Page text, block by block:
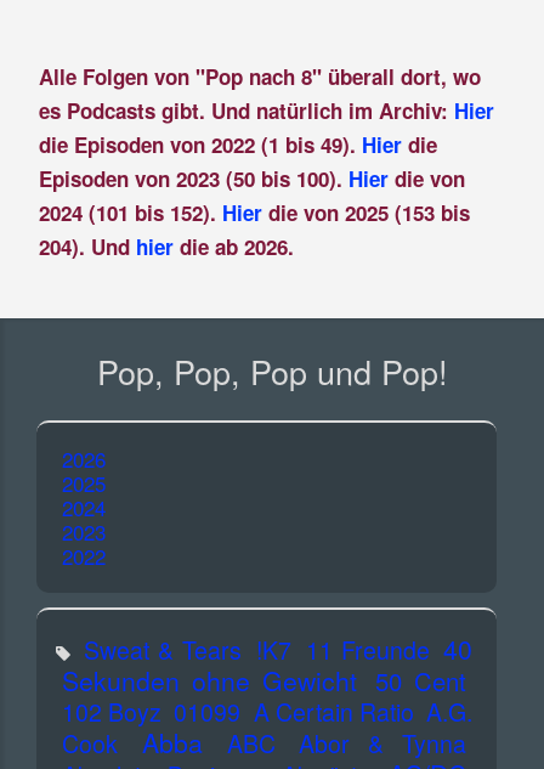
Alle Folgen von "Pop nach 8" überall dort, wo
es Podcasts gibt. Und natürlich im Archiv: Hier
die Episoden von 2022 (1 bis 49). Hierdie
Episoden von 2023 (50 bis 100). Hier die von
2024 (101 bis 152). Hier die von 2025 (153 bis
204). Und hier die ab 2026.
Pop, Pop, Pop und Pop!
2026
2025
2024
2023
2022
Sweat & Tears !K7 11 Freunde 40
Sekunden ohne Gewicht 50 Cent
102 Boyz 01099 A Certain Ratio A.G.
Cook
Abba ABC
Abor & Tynna